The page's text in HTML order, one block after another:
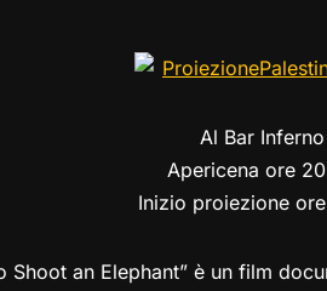
e
gr o
o
n
s
A
p
p
e
b
o
o
Al Bar Inferno
Apericena ore
Inizio proiezione
Shoot an Elephant” è un film